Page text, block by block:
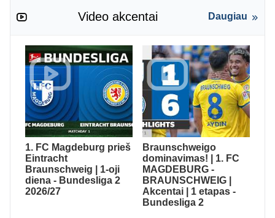
Video akcentai Daugiau
1. FC Magdeburg prieš
Eintracht
Braunschweig | 1-oji
diena - Bundesliga 2
2026/27
Braunschweigo
dominavimas! | 1. FC
MAGDEBURG -
BRAUNSCHWEIG |
Akcentai | 1 etapas -
Bundesliga 2